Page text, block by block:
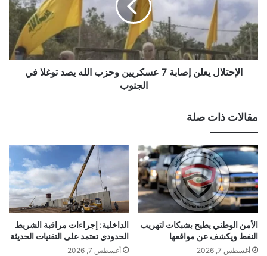
وحزب
الله
يصد
توغلا
الإحتلال يعلن إصابة 7 عسكريين وحزب الله يصد توغلا في
الجنوب
مقالات ذات صلة
الأمن الوطني يطيح بشبكات لتهريب
النفط ويكشف عن مواقعها
أغسطس 7, 2026
الداخلية: إجراءات مراقبة الشريط
الحدودي تعتمد على التقنيات الحديثة
أغسطس 7, 2026